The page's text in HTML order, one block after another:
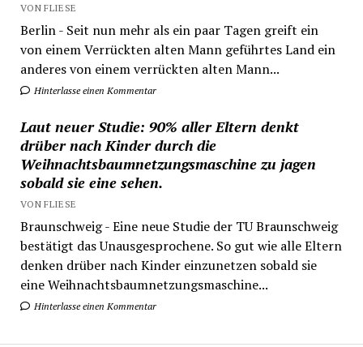
VON FLIESE
Berlin - Seit nun mehr als ein paar Tagen greift ein
von einem Verrückten alten Mann geführtes Land ein
anderes von einem verrückten alten Mann...
Hinterlasse einen Kommentar
Laut neuer Studie: 90% aller Eltern denkt
drüber nach Kinder durch die
Weihnachtsbaumnetzungsmaschine zu jagen
sobald sie eine sehen.
VON FLIESE
Braunschweig - Eine neue Studie der TU Braunschweig
bestätigt das Unausgesprochene. So gut wie alle Eltern
denken drüber nach Kinder einzunetzen sobald sie
eine Weihnachtsbaumnetzungsmaschine...
Hinterlasse einen Kommentar